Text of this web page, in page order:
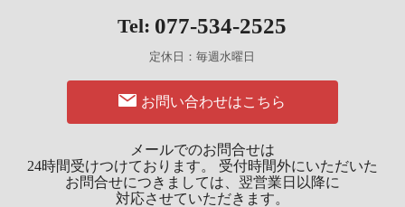
Tel: 077-534-2525
定休日：毎週水曜日
お問い合わせはこちら
メールでのお問合せは
24時間受けつけております。 受付時間外にいただいた
お問合せにつきましては、 翌営業日以降に
対応させていただきます。